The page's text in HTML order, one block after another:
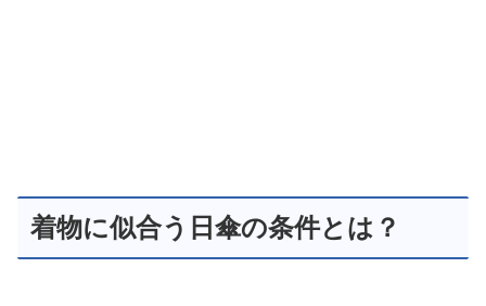
着物に似合う日傘の条件とは？